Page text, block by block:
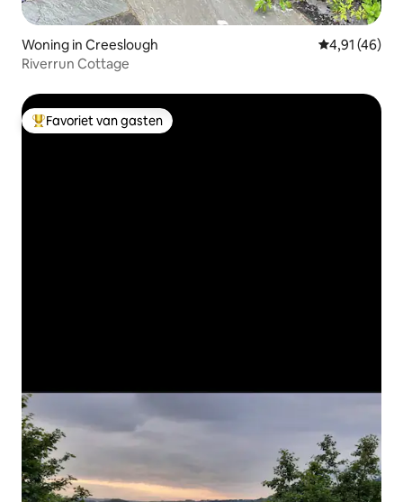
Woning in Creeslough Gemiddelde
4,91 (46)
Riverrun Cottage
Topfavoriet van gasten
Favoriet van gasten